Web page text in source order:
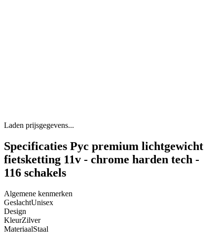
Laden prijsgegevens...
Specificaties Pyc premium lichtgewicht
fietsketting 11v - chrome harden tech -
116 schakels
Algemene kenmerken
GeslachtUnisex
Design
KleurZilver
MateriaalStaal